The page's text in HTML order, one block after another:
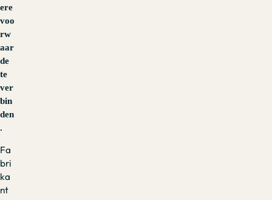
ere
voo
rw
aar
de
te
ver
bin
den
.
Fa
bri
ka
nt